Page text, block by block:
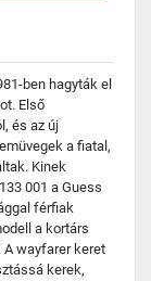
ben hagyták el
Első
és az új
a fiatal,
Kinek
001 a Guess
férfiak
a kortárs
wayfarer keret
kerek,